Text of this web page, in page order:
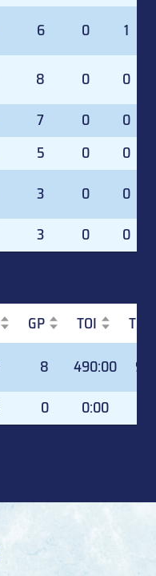
6 0 1
8 0
0
7 0
0
5 0
0
3 0
0
3 0 0
GP TOI
8 490:00
0 0:00